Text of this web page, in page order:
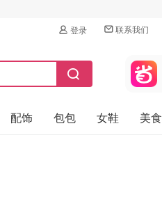
登录 联系我们
配饰 包包 女鞋 美食